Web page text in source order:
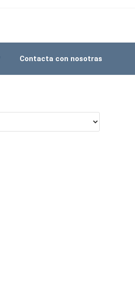
Contacta con nosotras